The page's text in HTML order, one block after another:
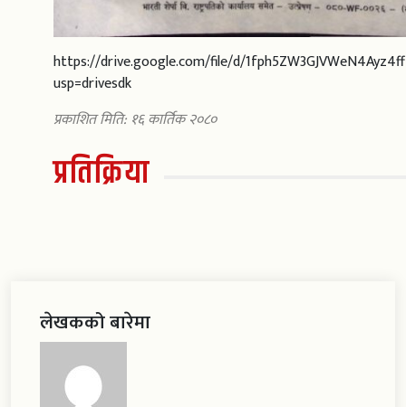
https://drive.google.com/file/d/
usp=drivesdk
प्रकाशित मिति: १६ कार्तिक २०८०
प्रतिक्रिया
लेखकको बारेमा